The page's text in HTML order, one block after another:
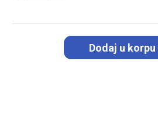
Dodaj u korpu